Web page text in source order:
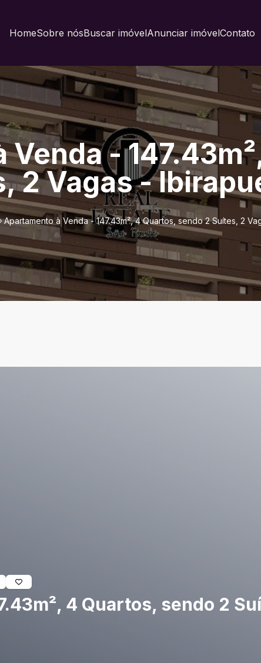
HomeSobre nósBuscar imóvelAnunciar imóvelContato
-
2 Vagas -
Apartamento à Venda - 147.43m², 4 Quartos, sendo 2 Suítes, 2
4 Quartos, sendo 2